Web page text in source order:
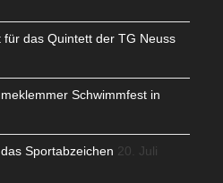
das Quintett der TG Neuss
Schwimmfest in
Sportabzeichen 20. Juli